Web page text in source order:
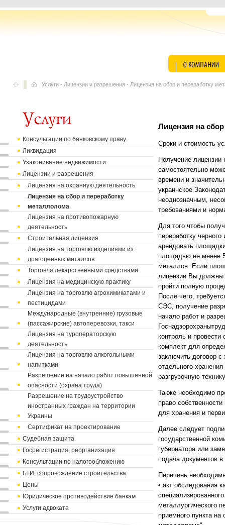
Услуги - Лицензии и разрешения - Лицензия на сбор и переработку
Консультации по банковскому праву
Ликвидация
Узаконивание недвижимости
Лицензии и разрешения
Лицензия на охранную деятельность
Лицензия на сбор и переработку
металлолома
Лицензия на противопожарную
деятельность
Строительная лицензия
Лицензия на торговлю изделиями из
драгоценных металлов
Торговля лекарственными средствами
Лицензия на медицинскую практику
Лицензия на торговлю агрохимикатами и
пестицидами
Международные (внутренние) грузовые
(пассажирские) автоперевозки, такси
Лицензия на туроператорскую
деятельность
Лицензия на торговлю алкогольными
напитками
Разрешение на начало работ повышенной
опасности (охрана труда)
Разрешение на трудоустройство
иностранных граждан на территории
Украины
Сертификат на проектирование
Судебная защита
Госрегистрация, реорганизация
Консультации по налогообложению
БТИ, сопровождение строительства
Цены
Юридическое противодействие банкам
Услуги адвоката
Лицензия на
Сроки и стоимость
Получение
самостоятельно
времени и
украинское
неоднозначным,
требованиями и
Для того чтобы
переработку
арендовать
площадью не менее
металлов. Если
лицензии Вы должны
пройти полную
После чего,
СЭС, получение
начало работ и
контроль и провести
комплект для
заключить договор
отдельного
разгрузочную
Также необходимо
право
для хранения и
Далее следует
государственной
губернатора или
подача документов
Перечень
• акт обследования
металлургического
приемного пункта на